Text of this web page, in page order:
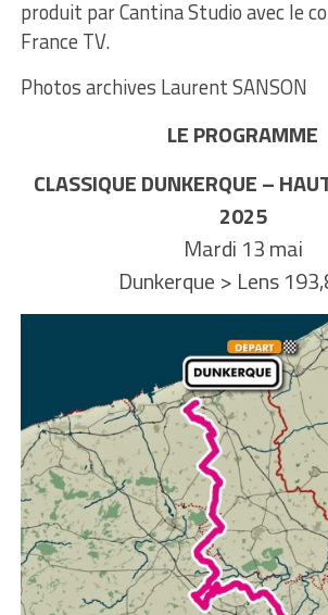
produit par Cantina Studio avec le
France TV.
Photos archives Laurent SANSON
LE PROGRAMME
CLASSIQUE DUNKERQUE –
2025
Mardi 13 mai
Dunkerque > Lens